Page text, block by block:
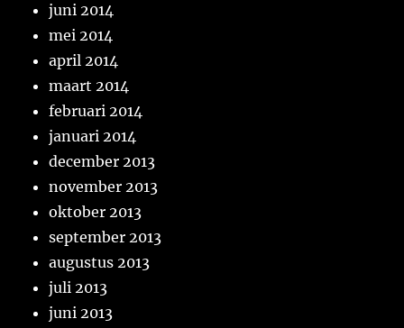
juni 2014
mei 2014
april 2014
maart 2014
februari 2014
januari 2014
december 2013
november 2013
oktober 2013
september 2013
augustus 2013
juli 2013
juni 2013